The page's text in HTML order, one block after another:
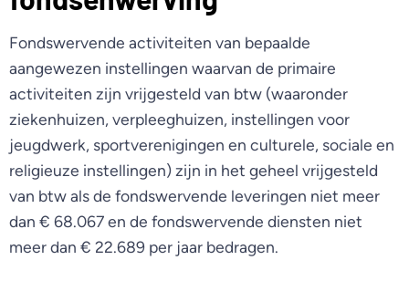
Fondswervende activiteiten van bepaalde
aangewezen instellingen waarvan de primaire
activiteiten zijn vrijgesteld van btw (waaronder
ziekenhuizen, verpleeghuizen, instellingen voor
jeugdwerk, sportverenigingen en culturele, sociale en
religieuze instellingen) zijn in het geheel vrijgesteld
van btw als de fondswervende leveringen niet meer
dan € 68.067 en de fondswervende diensten niet
meer dan € 22.689 per jaar bedragen.